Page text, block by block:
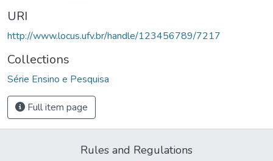
URI
http://www.locus.ufv.br/handle/123456789/7217
Collections
Série Ensino e Pesquisa
Full item page
Rules and Regulations